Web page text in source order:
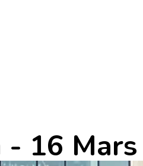
- 16 Mars